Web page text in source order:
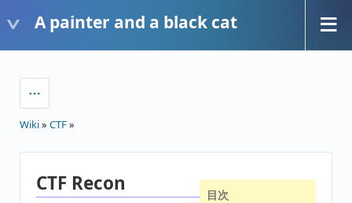
A painter and a black cat
Wiki» CTF»
目次
CTF Recon